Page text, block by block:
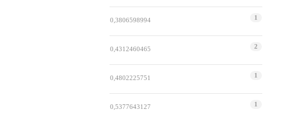
0,3806598994 1
0,4312460465 2
0,4802225751 1
0,5377643127 1